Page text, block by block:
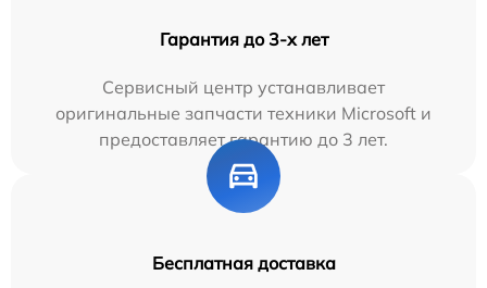
Гарантия до 3-х лет
Сервисный центр устанавливает
оригинальные запчасти техники Microsoft и
предоставляет гарантию до 3 лет.
Бесплатная доставка